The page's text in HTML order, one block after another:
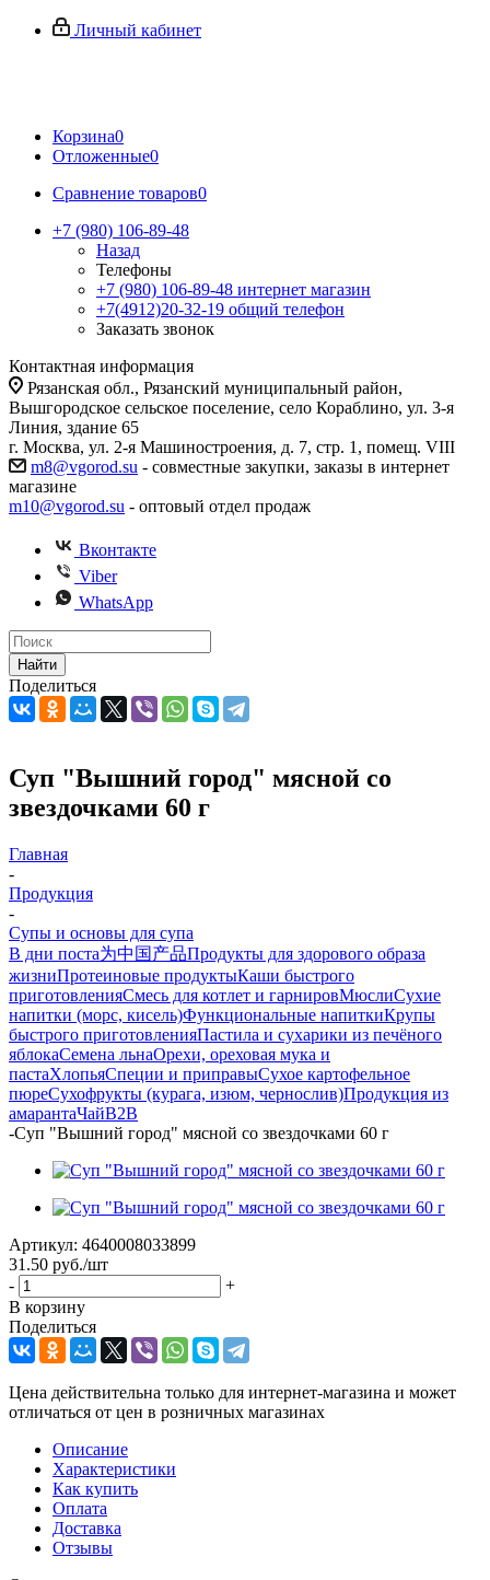
Личный кабинет
Корзина0
Отложенные0
Сравнение товаров0
+7 (980) 106-89-48
Назад
Телефоны
+7 (980) 106-89-48 интернет магазин
+7(4912)20-32-19 общий телефон
Заказать звонок
Контактная информация
Рязанская обл., Рязанский муниципальный район,
Вышгородское сельское поселение, село Кораблино, ул. 3-я
Линия, здание 65
г. Москва, ул. 2-я Машиностроения, д. 7, стр. 1, помещ. VIII
m8@vgorod.su - совместные закупки, заказы в интернет
магазине
m10@vgorod.su - оптовый отдел продаж
Вконтакте
Viber
WhatsApp
Найти
Поделиться
Суп "Вышний город" мясной со
звездочками 60 г
Главная
-
Продукция
-
Супы и основы для супа
В дни поста为中国产品Продукты для здорового образа
жизниПротеиновые продуктыКаши быстрого
приготовленияСмесь для котлет и гарнировМюслиСухие
напитки (морс, кисель)Функциональные напиткиКрупы
быстрого приготовленияПастила и сухарики из печёного
яблокаСемена льнаОрехи, ореховая мука и
пастаХлопьяСпеции и приправыСухое картофельное
пюреСухофрукты (курага, изюм, чернослив)Продукция из
амарантаЧайB2B
-Суп "Вышний город" мясной со звездочками 60 г
Артикул: 4640008033899
31.50 руб./шт
-
+
В корзину
Поделиться
Цена действительна только для интернет-магазина и может
отличаться от цен в розничных магазинах
Описание
Характеристики
Как купить
Оплата
Доставка
Отзывы